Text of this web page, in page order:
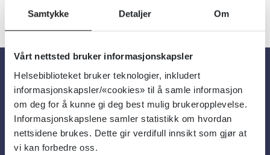
Samtykke Detaljer Om
Vårt nettsted bruker informasjonskapsler
Helsebiblioteket bruker teknologier, inkludert
informasjonskapsler/«cookies» til å samle informasjon
om deg for å kunne gi deg best mulig brukeropplevelse.
Informasjonskapslene samler statistikk om hvordan
nettsidene brukes. Dette gir verdifull innsikt som gjør at
vi kan forbedre oss.
Om oss
Om Helsebiblioteket
Personvern og informasjonskapsler